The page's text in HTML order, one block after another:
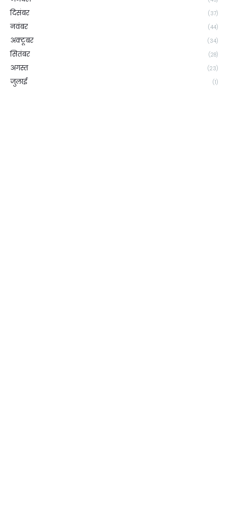
दिसंबर (37)
नवंबर (44)
अक्टूबर (34)
सितंबर (28)
अगस्त (23)
जुलाई (1)